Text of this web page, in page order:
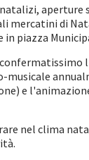
aperture
mercatini di
piazza
e
nel clima